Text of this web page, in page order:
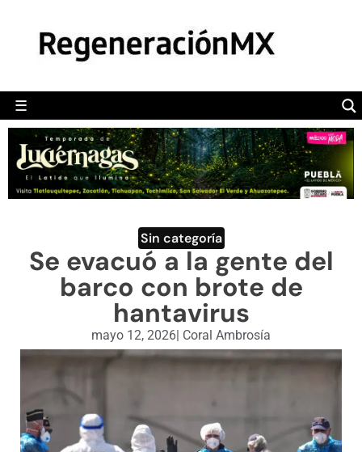
☰
POLÍTICA
CAMALEÓN
OPINIÓN
DEPORTES
ENGLISH SECTION
VIDEOS
Sin categoría
Se evacuó a la gente del
barco con brote de
hantavirus
mayo 12, 2026| Coral Ambrosía